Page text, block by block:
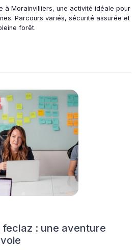
à Morainvilliers, une activité idéale pour
Parcours variés, sécurité assurée et
forêt.
: une aventure